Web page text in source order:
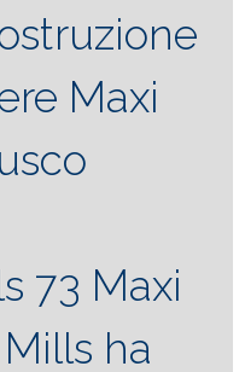
Maxi
73 Maxi
ha